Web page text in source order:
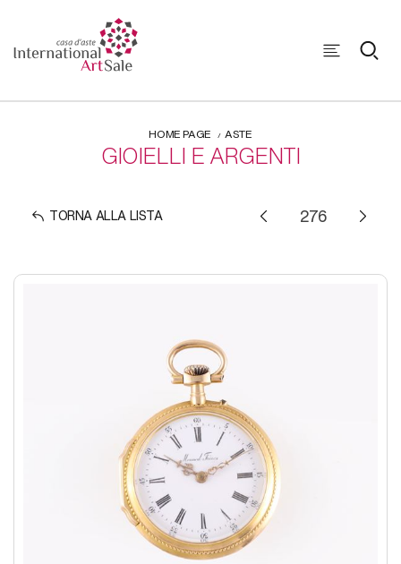
HOME PAGE ASTE
GIOIELLI E ARGENTI
TORNA ALLA LISTA